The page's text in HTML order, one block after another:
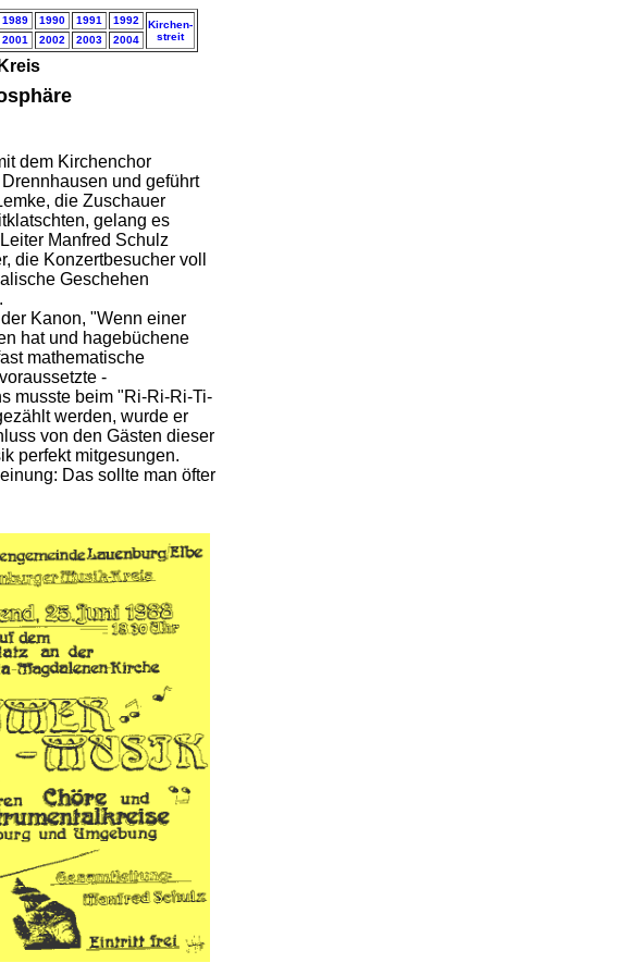
1989 1990 1991 1992
Kirchen-
streit
2001 2002 2003 2004
dem Kirchenchor
und geführt
die Zuschauer
gelang es
Manfred Schulz
die Konzertbesucher voll
Geschehen
Kanon, "Wenn einer
hat und hagebüchene
mathematische
-
musste beim "Ri-Ri-Ri-Ti-
werden, wurde er
von den Gästen dieser
perfekt mitgesungen.
Das sollte man öfter